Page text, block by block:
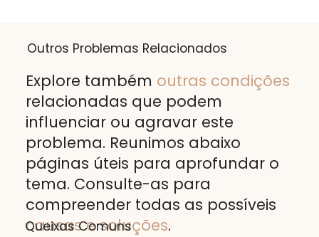
Outros Problemas Relacionados
Explore também outras condições
relacionadas que podem
influenciar ou agravar este
problema. Reunimos abaixo
páginas úteis para aprofundar o
tema. Consulte-as para
compreender todas as possíveis
causas e soluções.
Queixas Comuns